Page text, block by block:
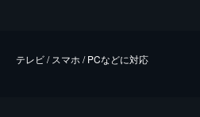
テレビ / スマホ / PCなどに対応